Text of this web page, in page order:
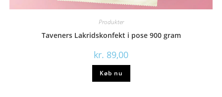
Produkter
Taveners Lakridskonfekt i pose 900 gram
kr. 89,00
Køb nu